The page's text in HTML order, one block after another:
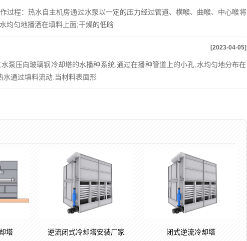
过程：热水自主机房通过水泵以一定的压力经过管道、横喉、曲喉、中心喉将
均匀地播洒在填料上面;干燥的低晗
[2023-04-05]
泵压向玻璃钢冷却塔的水播种系统.通过在播种管道上的小孔,水均匀地分布在
水通过填料流动.当材料表面形
塔 逆流闭式冷却塔安装厂家 闭式逆流冷却塔